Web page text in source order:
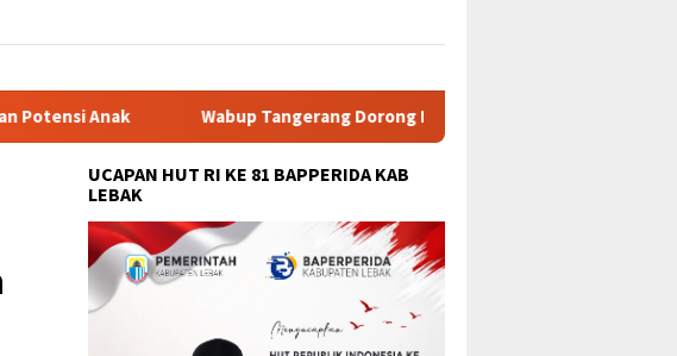
Tangerang Dorong Mahasiswa Berkarakter, Berintegritas, dan Sadar Hukum
UCAPAN HUT RI KE 81 BAPPERIDA KAB
LEBAK